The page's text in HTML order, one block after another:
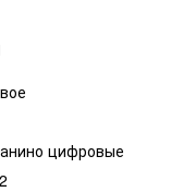
цифровые